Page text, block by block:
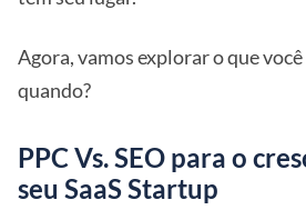
Agora, vamos explorar o que
quando?
PPC Vs. SEO para o
seu SaaS Startup